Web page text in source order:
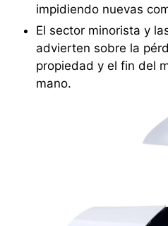
impidiendo nuevas
El sector minorista y
advierten sobre la
propiedad y el fin del
mano.